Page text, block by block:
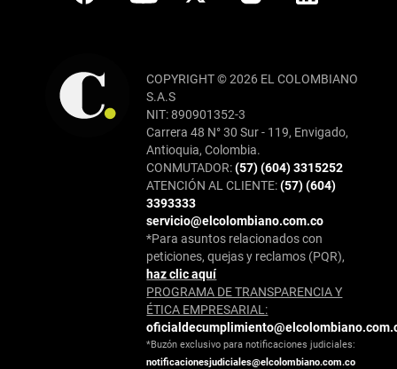
COPYRIGHT © 2026 EL COLOMBIANO
S.A.S
NIT: 890901352-3
Carrera 48 N° 30 Sur - 119, Envigado,
Antioquia, Colombia.
CONMUTADOR:(57) (604) 3315252
ATENCIÓN AL CLIENTE:(57) (604)
3393333
servicio@elcolombiano.com.co
*Para asuntos relacionados con
peticiones, quejas y reclamos (PQR),
haz clic aquí
PROGRAMA DE TRANSPARENCIA Y
ÉTICA EMPRESARIAL:
*Buzón exclusivo para notificaciones judiciales:
notificacionesjudiciales@elcolombiano.com.co